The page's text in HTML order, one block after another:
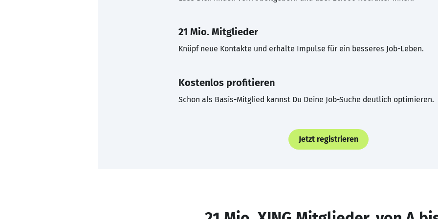
21 Mio. Mitglieder
Knüpf neue Kontakte und erhalte Impulse für ein besseres Job-Leben.
Kostenlos profitieren
Schon als Basis-Mitglied kannst Du Deine Job-Suche deutlich optimieren.
Jetzt registrieren